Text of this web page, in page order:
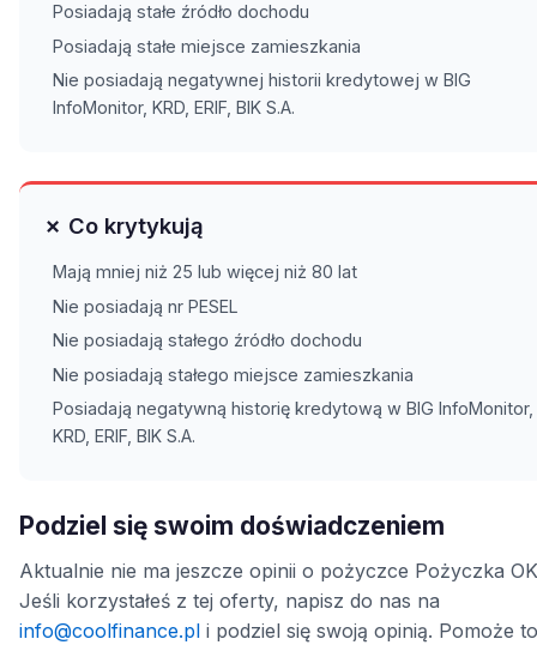
Posiadają stałe źródło dochodu
Posiadają stałe miejsce zamieszkania
Nie posiadają negatywnej historii kredytowej w BIG
InfoMonitor, KRD, ERIF, BIK S.A.
✗ Co krytykują
Mają mniej niż 25 lub więcej niż 80 lat
Nie posiadają nr PESEL
Nie posiadają stałego źródło dochodu
Nie posiadają stałego miejsce zamieszkania
Posiadają negatywną historię kredytową w BIG InfoMonitor,
KRD, ERIF, BIK S.A.
Podziel się swoim doświadczeniem
Aktualnie nie ma jeszcze opinii o pożyczce Pożyczka
Jeśli korzystałeś z tej oferty, napisz do nas na
info@coolfinance.pl i podziel się swoją opinią. Pomoże to